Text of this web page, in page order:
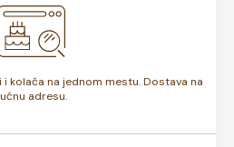
kolača na jednom mestu. Dostava na
adresu.